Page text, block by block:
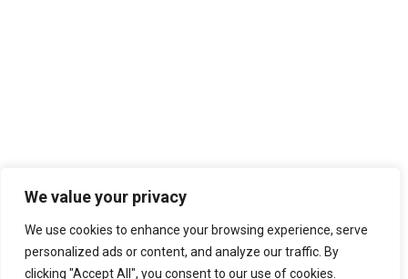
We value your privacy
We use cookies to enhance your browsing experience, serve
personalized ads or content, and analyze our traffic. By
clicking "Accept All", you consent to our use of cookies.